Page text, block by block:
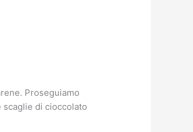
Proseguiamo
di cioccolato